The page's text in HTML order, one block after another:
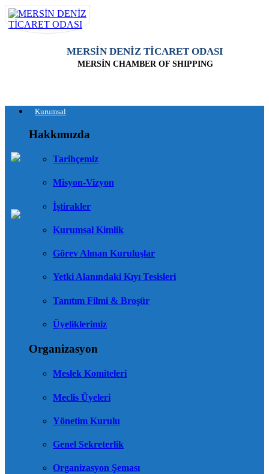
MERSİN DENİZ TİCARET ODASI
MERSİN CHAMBER OF SHIPPING
Kurumsal
Hakkımızda
Tarihçemiz
Misyon-Vizyon
İştirakler
Kurumsal Kimlik
Görev Alınan Kuruluşlar
Yetki Alanındaki Kıyı Tesisleri
Tanıtım Filmi & Broşür
Üyeliklerimiz
Organizasyon
Meslek Komiteleri
Meclis Üyeleri
Yönetim Kurulu
Genel Sekreterlik
Organizasyon Şeması